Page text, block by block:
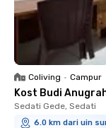
Coliving • Campur
Kost Budi
Sedati Gede, Sedati
6.0 km dari uin